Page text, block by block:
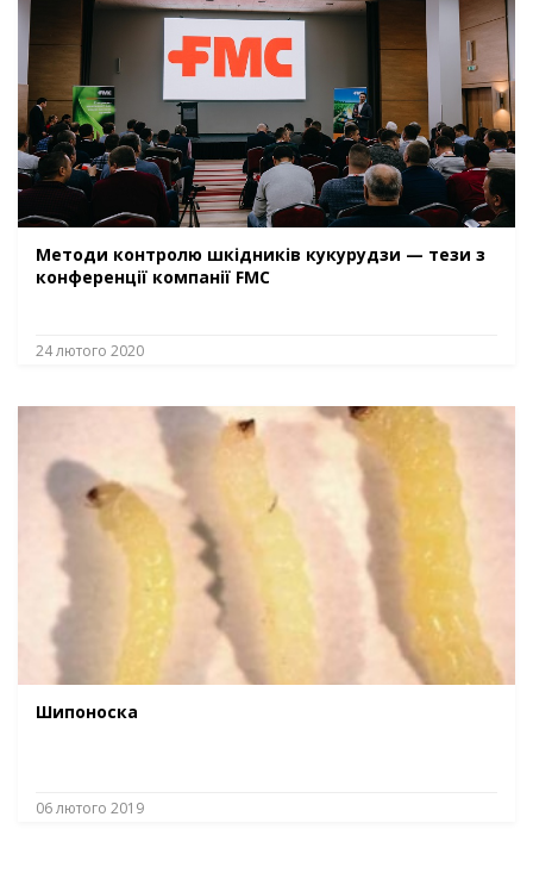
Методи контролю шкідників кукурудзи — тези з
конференції компанії FMC
24 лютого 2020
Шипоноска
06 лютого 2019